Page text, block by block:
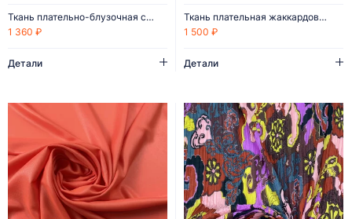
Ткань плательно-блузочная с растительным принтом
1 360 ₽
Детали
Ткань плательная жаккардового плетения
1 500 ₽
Детали